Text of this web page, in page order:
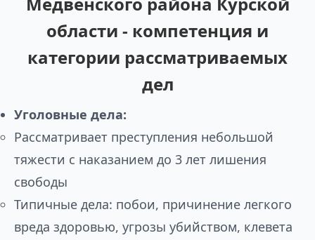
области - компетенция и
категории рассматриваемых
дел
Уголовные дела:
Рассматривает преступления небольшой
тяжести с наказанием до 3 лет лишения
свободы
Типичные дела: побои, причинение легкого
вреда здоровью, угрозы убийством, клевета